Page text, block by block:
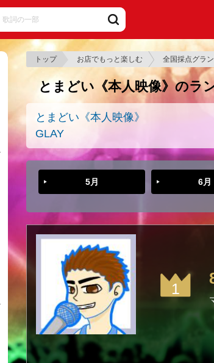
トップ お店でもっと楽しむ 全国採点グラ
とまどい《本人映像》のラ
とまどい《本人映像》
GLAY
5月 6月
1